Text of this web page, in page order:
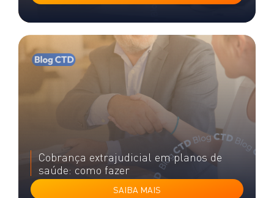
SAIBA MAIS
Cobrança extrajudicial em planos de
saúde: como fazer